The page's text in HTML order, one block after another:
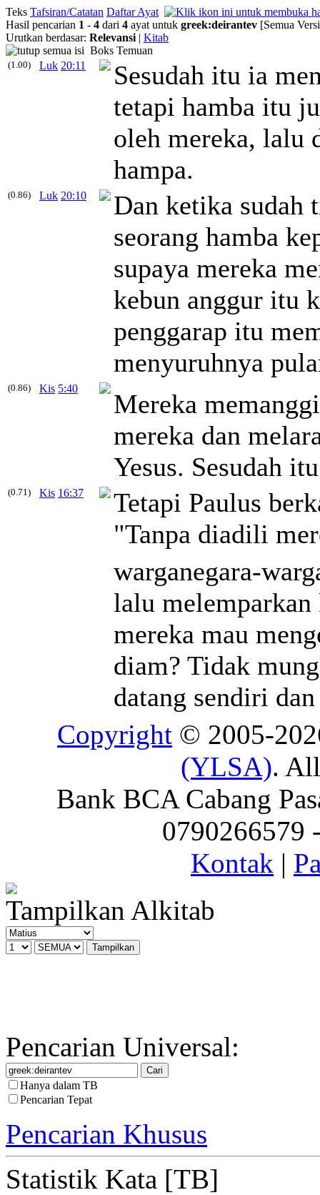
Teks Tafsiran/Catatan Daftar Ayat
Hasil pencarian 1 - 4 dari 4 ayat untuk greek:deirantev [Semua
Urutkan berdasar: Relevansi | Kitab
Boks Temuan
(1.00) Luk 20:11
Sesudah itu ia
tetapi hamba itu
oleh mereka, lalu
hampa.
(0.86) Luk 20:10
Dan ketika sudah
seorang hamba
supaya mereka
kebun anggur itu
penggarap itu
menyuruhnya
(0.86) Kis 5:40
Mereka
mereka dan
Yesus. Sesudah
(0.71) Kis 16:37
Tetapi Paulus
"Tanpa diadili
warganegara-
lalu melemparkan
mereka mau
diam? Tidak
datang sendiri
Copyright © 2005-
(YLSA).
Bank BCA Cabang
0790266579
Kontak |
Tampilkan Alkitab
Pencarian Universal:
Hanya dalam TB
Pencarian Tepat
Pencarian Khusus
Statistik Kata [TB]